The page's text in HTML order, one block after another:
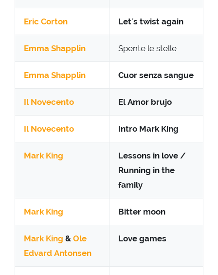
Eric Corton Let´s twist again
Emma Shapplin Spente le stelle
Emma Shapplin Cuor senza sangue
Il Novecento El Amor brujo
Il Novecento Intro Mark King
Mark King
Lessons in love /
Running in the
family
Mark King Bitter moon
Mark King & Ole
Edvard Antonsen
Love games